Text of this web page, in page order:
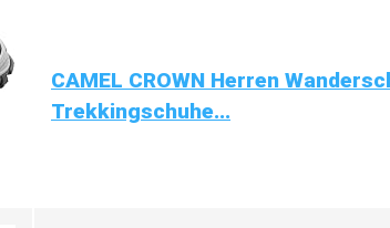
CAMEL CROWN Herren
Trekkingschuhe...